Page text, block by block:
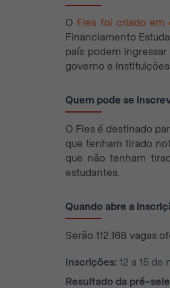
O Fies foi criado em
Financiamento
país podem
governo e
Quem pode se
O Fies é destinado
que tenham tirado
que não tenham
estudantes.
Quando abre a
Serão 112.168 vagas
Inscrições: 12 a 15 de
Resultado da pré-